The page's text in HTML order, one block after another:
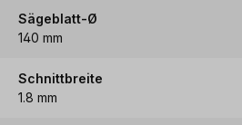
Sägeblatt-Ø
140 mm
Schnittbreite
1.8 mm